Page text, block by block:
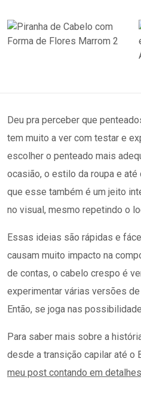
Deu pra perceber que
tem muito a ver com testar e
escolher o penteado mais
ocasião, o estilo da roupa e
que esse também é um jeito
no visual, mesmo repetindo o
Essas ideias são rápidas e
causam muito impacto na
de contas, o cabelo crespo é
experimentar várias versões
Então, se joga nas
Para saber mais sobre a
desde a transição capilar até o
meu post contando em detalhes